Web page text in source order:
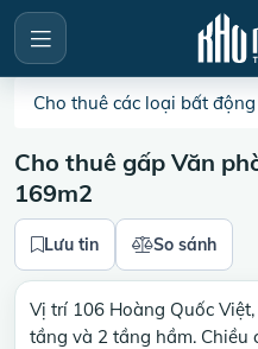
Cho thuê các loại bất
Cho thuê gấp Văn
169m2
Lưu tin So sánh
Vị trí 106 Hoàng Quốc
tầng và 2 tầng hầm. Chiều